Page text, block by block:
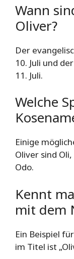
Wann
Oliver?
Der
10. Juli und
11. Juli.
Welche
Einige
Oliver sind
Odo.
Kennt
mit dem
Ein Beispiel
im Titel ist